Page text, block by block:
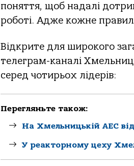
поняття, щоб надалі
роботі. Адже кожне
Відкрите для широкого
телеграм-каналі
серед чотирьох лідерів:
Перегляньте також:
На Хмельницькій АЕС
У реакторному цеху